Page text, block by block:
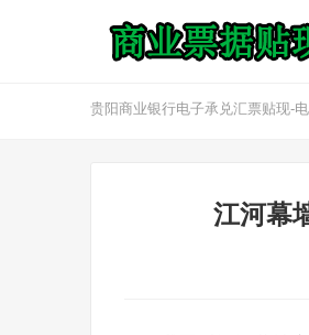
贵阳商业银行电子承兑汇票贴现-
江河幕